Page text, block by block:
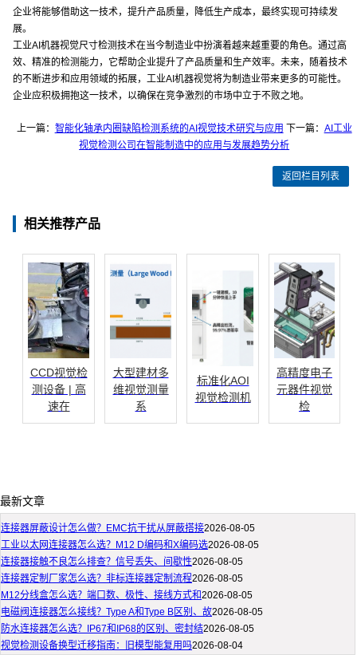
企业将能够借助这一技术，提升产品质量，降低生产成本，最终实现可持续发
展。
工业AI机器视觉尺寸检测技术在当今制造业中扮演着越来越重要的角色。通过高
效、精准的检测能力，它帮助企业提升了产品质量和生产效率。未来，随着技术
的不断进步和应用领域的拓展，工业AI机器视觉将为制造业带来更多的可能性。
企业应积极拥抱这一技术，以确保在竞争激烈的市场中立于不败之地。
上一篇： 智能化轴承内圈缺陷检测系统的AI视觉技术研究与应用 下一篇： AI工业
视觉检测公司在智能制造中的应用与发展趋势分析
返回栏目列表
相关推荐产品
CCD视觉检
测设备 | 高
速在
大型建材多
维视觉测量
系
标准化AOI
视觉检测机
高精度电子
元器件视觉
检
最新文章
连接器屏蔽设计怎么做？EMC抗干扰从屏蔽搭接2026-08-05
工业以太网连接器怎么选？M12 D编码和X编码选2026-08-05
连接器接触不良怎么排查？信号丢失、间歇性2026-08-05
连接器定制厂家怎么选？非标连接器定制流程2026-08-05
M12分线盒怎么选？端口数、极性、接线方式和2026-08-05
电磁阀连接器怎么接线？Type A和Type B区别、故2026-08-05
防水连接器怎么选？IP67和IP68的区别、密封结2026-08-05
视觉检测设备换型迁移指南：旧模型能复用吗2026-08-04